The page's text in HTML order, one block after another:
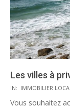
Les villes à
2020-
08-
IN: IMMOBILIER LOCAL
Vous souhaitez